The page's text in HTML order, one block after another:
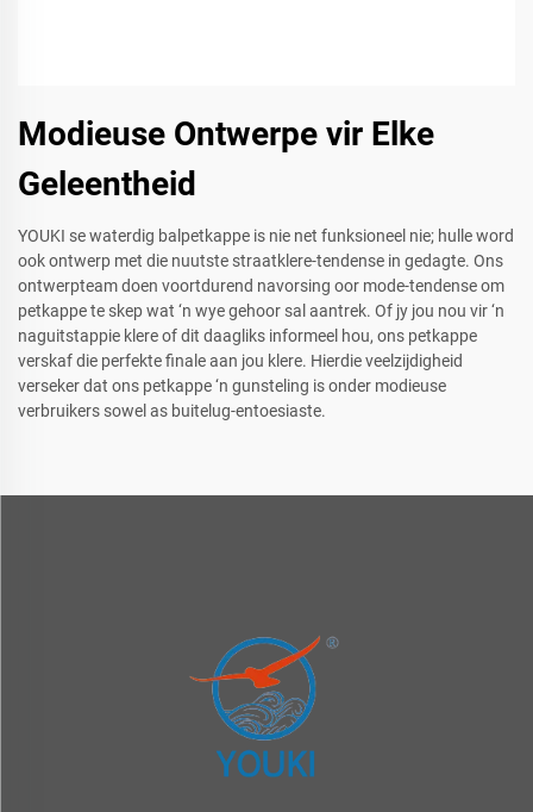
Modieuse Ontwerpe vir Elke
Geleentheid
YOUKI se waterdig balpetkappe is nie net funksioneel nie; hulle word
ook ontwerp met die nuutste straatklere-tendense in gedagte. Ons
ontwerpteam doen voortdurend navorsing oor mode-tendense om
petkappe te skep wat ‘n wye gehoor sal aantrek. Of jy jou nou vir ‘n
naguitstappie klere of dit daagliks informeel hou, ons petkappe
verskaf die perfekte finale aan jou klere. Hierdie veelzijdigheid
verseker dat ons petkappe ‘n gunsteling is onder modieuse
verbruikers sowel as buitelug-entoesiaste.